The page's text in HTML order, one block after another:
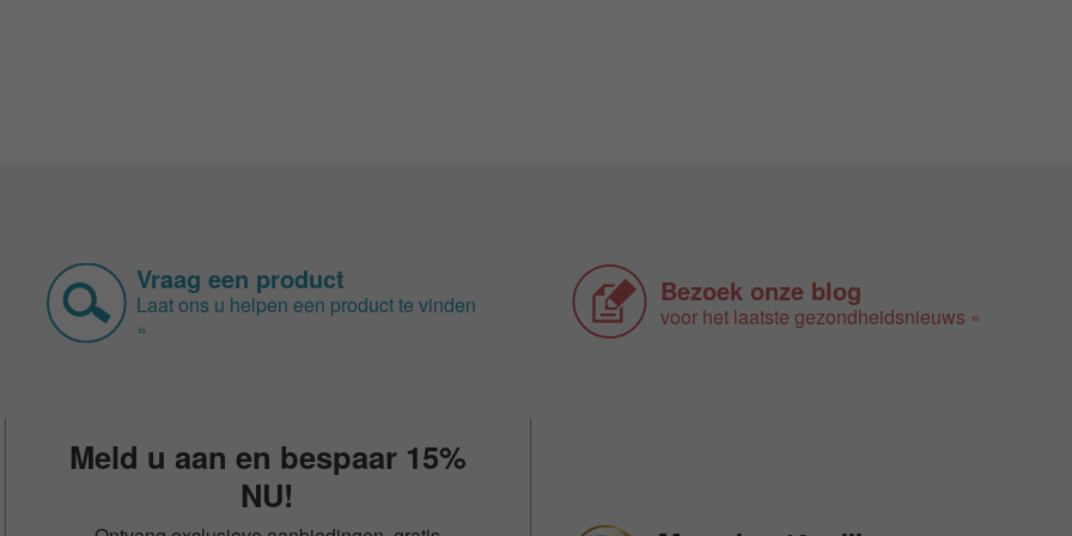
Vraag een product
Laat ons u helpen een product te vinden
»
Bezoek onze blog
voor het laatste gezondheidsnieuws »
Meld u aan en bespaar 15%
NU!